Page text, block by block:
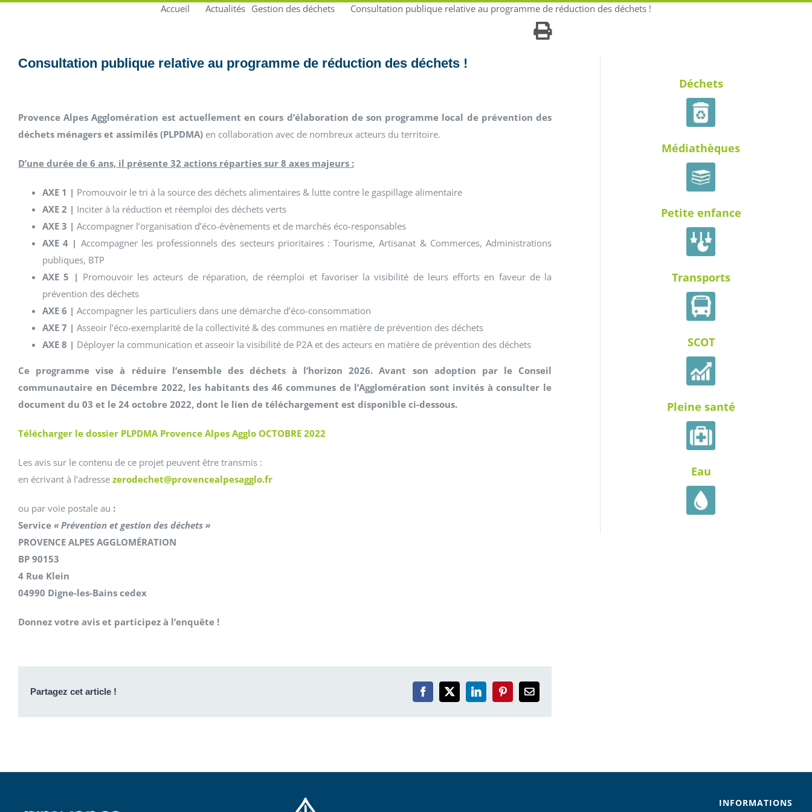
Accueil Actualités Gestion des déchets Consultation publique relative au programme de réduction des déchets !
Consultation publique relative au programme de réduction des déchets !
Provence Alpes Agglomération est actuellement en cours d’élaboration de son programme local de prévention des
déchets ménagers et assimilés (PLPDMA) en collaboration avec de nombreux acteurs du territoire.
D’une durée de 6 ans, il présente 32 actions réparties sur 8 axes majeurs :
AXE 1 | Promouvoir le tri à la source des déchets alimentaires & lutte contre le gaspillage alimentaire
AXE 2 | Inciter à la réduction et réemploi des déchets verts
AXE 3 | Accompagner l’organisation d’éco-évènements et de marchés éco-responsables
AXE 4 | Accompagner les professionnels des secteurs prioritaires : Tourisme, Artisanat & Commerces, Administrations
publiques, BTP
AXE 5 | Promouvoir les acteurs de réparation, de réemploi et favoriser la visibilité de leurs efforts en faveur de la
prévention des déchets
AXE 6 | Accompagner les particuliers dans une démarche d’éco-consommation
AXE 7 | Asseoir l’éco-exemplarité de la collectivité & des communes en matière de prévention des déchets
AXE 8 | Déployer la communication et asseoir la visibilité de P2A et des acteurs en matière de prévention des déchets
Ce programme vise à réduire l’ensemble des déchets à l’horizon 2026. Avant son adoption par le Conseil
communautaire en Décembre 2022, les habitants des 46 communes de l’Agglomération sont invités à consulter le
document du 03 et le 24 octobre 2022, dont le lien de téléchargement est disponible ci-dessous.
Télécharger le dossier PLPDMA Provence Alpes Agglo OCTOBRE 2022
Les avis sur le contenu de ce projet peuvent être transmis :
en écrivant à l’adresse zerodechet@provencealpesagglo.fr
ou par voie postale au :
Service « Prévention et gestion des déchets »
PROVENCE ALPES AGGLOMÉRATION
BP 90153
4 Rue Klein
04990 Digne-les-Bains cedex
Donnez votre avis et participez à l’enquête !
Partagez cet article ! Facebook
X LinkedInPinterestEmail
Déchets
Médiathèques
Petite enfance
Transports
SCOT
Pleine santé
Eau
INFORMATIONS